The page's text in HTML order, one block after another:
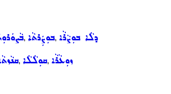
, ܒܘܼܨܲܪܬܵܐ, ܕܠܵܐ ܒܘܼܨܵܪܵܐ
, ܩܘܼܠܵܠܵܐ, ܙܘܼܥܵܪܵܐ